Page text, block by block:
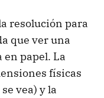
resolución para
que ver una
papel. La
físicas
vea) y la